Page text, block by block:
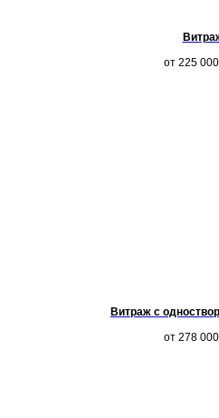
от 225 000
Витраж с
от 278 000